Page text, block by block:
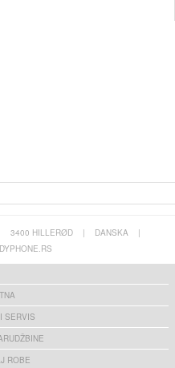
3400 HILLERØD | DANSKA
|
SERVIS
ROBE